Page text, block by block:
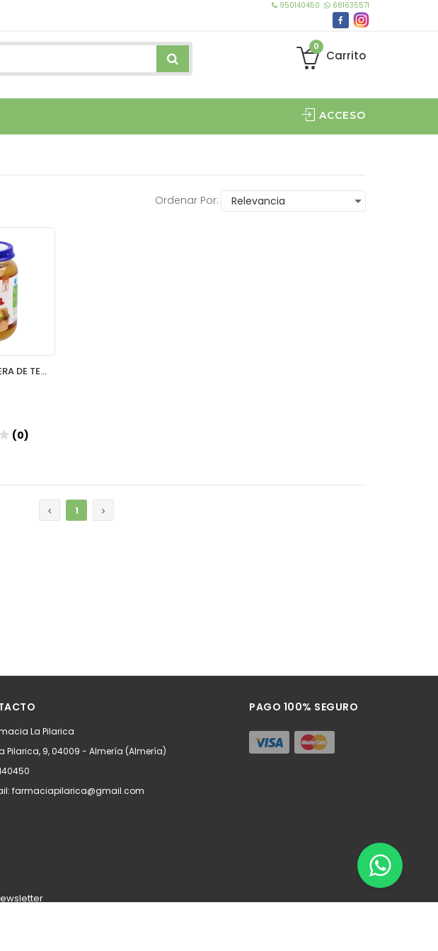
950140450 681635571
0
Carrito
ACCESO
Ordenar Por:
NESTLE JARDINERA DE TERNERA 190G
(0)
1
La Pilarica
Pilarica, 9, 04009 - Almería (Almería)
farmaciapilarica@gmail.com
PAGO 100% SEGURO